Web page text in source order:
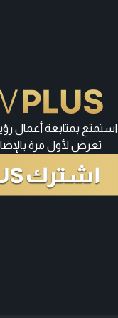
استمتع بمتابعة أعمال
تعرض لأول مرة